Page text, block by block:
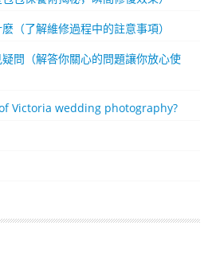
（了解維修過程中的註意事項）
問（解答你關心的問題讓你放心使
Victoria wedding photography?